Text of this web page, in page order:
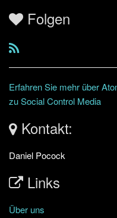
Folgen
Erfahren Sie mehr über
zu Social Control Media
Kontakt:
Daniel Pocock
Links
Über uns